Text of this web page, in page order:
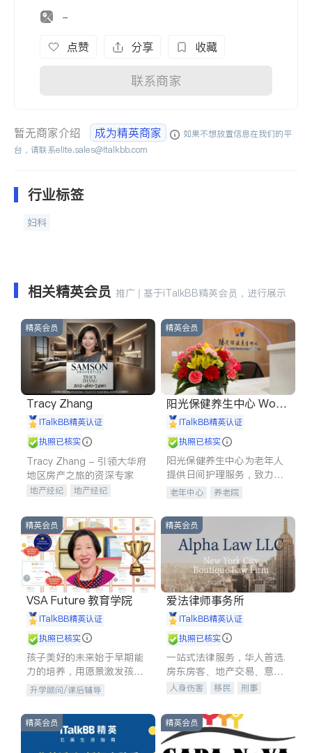
-
点赞 分享 收藏
联系商家
暂无商家介绍 成为精英商家
如果不想放置信息在我们的平
台，请联系elite.sales@italkbb.com
行业标签
妇科
相关精英会员 推广 | 基于iTalkBB精英会员，进行展示
精英会员
Tracy Zhang
iTalkBB精英认证
执照已核实
Tracy Zhang - 引领大华府
地区房产之旅的资深专家
地产经纪
地产经纪
商铺租售
开发商建商
精英会员
阳光保健养生中心 World
shine
iTalkBB精英认证
执照已核实
阳光保健养生中心为老年人
提供日间护理服务，致力于
通过持续的护理创新来有效
老年中心 养老院
精英会员
VSA Future 教育学院
iTalkBB精英认证
执照已核实
孩子美好的未来始于早期能
力的培养，用愿景激发孩子
的学习潜力和动力。理念：
拥有成长型心态是成功的基
石。
升学顾问/课后辅导
精英会员
爱法律师事务所
iTalkBB精英认证
执照已核实
一站式法律服务，华人首选.
房东房客、地产交易、意外
伤害、车祸重伤、商业诉
建筑合同、刑事案件全包办
人身伤害 移民
刑事
信托/遗嘱
商业
索赔
律师-其它 保释
精英会员 精英会员